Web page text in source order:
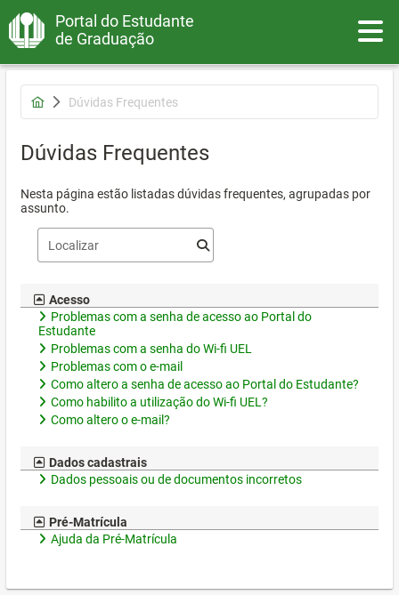
Portal do Estudante
de Graduação
Dúvidas Frequentes
Dúvidas Frequentes
Nesta página estão listadas dúvidas frequentes, agrupadas por
assunto.
Acesso
Problemas com a senha de acesso ao Portal do
Estudante
Problemas com a senha do Wi-fi UEL
Problemas com o e-mail
Como altero a senha de acesso ao Portal do Estudante?
Como habilito a utilização do Wi-fi UEL?
Como altero o e-mail?
Dados cadastrais
Dados pessoais ou de documentos incorretos
Pré-Matrícula
Ajuda da Pré-Matrícula